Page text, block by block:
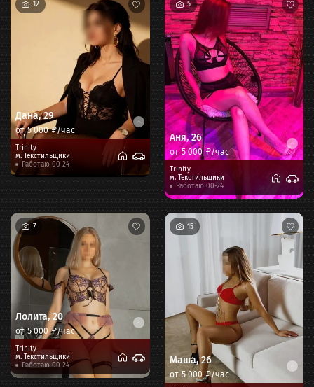
Дана,29
от5 000₽/час
Trinity
м. Текстильщики
Работаю 00-24
12
Аня,26
от5 000₽/час
Trinity
м. Текстильщики
Работаю 00-24
5
Лолита,20
от 5 000₽/час
Trinity
м. Текстильщики
Работаю 00-24
7
Маша,26
от 5 000 ₽/час
15